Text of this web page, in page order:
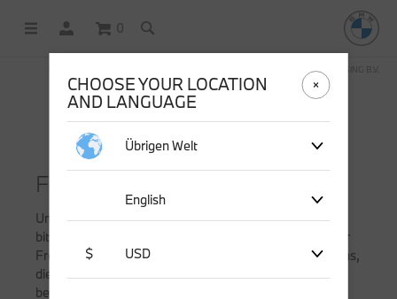
0
OFFICIAL BMW LIFESTYLE SHOP OPERATED BY STICHD SPORTMERCHANDISING B.V.
FRAG UNS ALLES
Um Ihnen am schnellsten zu helfen, möchten wir Sie
bitten, die folgenden Felder auszufüllen. Eine Kopie Ihrer
Frage wird Ihnen per E-Mail zugesandt. Wir bemühen uns,
diese innerhalb von spätestens 2 Werktagen zu
beantworten.
CHOOSE YOUR LOCATION
AND LANGUAGE
Übrigen Welt
English
$ USD